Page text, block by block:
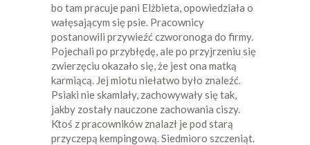
bo tam pracuje pani Elżbieta, opowiedziała o
wałęsającym się psie. Pracownicy
postanowili przywieźć czworonoga do firmy.
Pojechali po przybłędę, ale po przyjrzeniu się
zwierzęciu okazało się, że jest ona matką
karmiącą. Jej miotu niełatwo było znaleźć.
Psiaki nie skamlały, zachowywały się tak,
jakby zostały nauczone zachowania ciszy.
Ktoś z pracowników znalazł je pod starą
przyczepą kempingową. Siedmioro szczeniąt.